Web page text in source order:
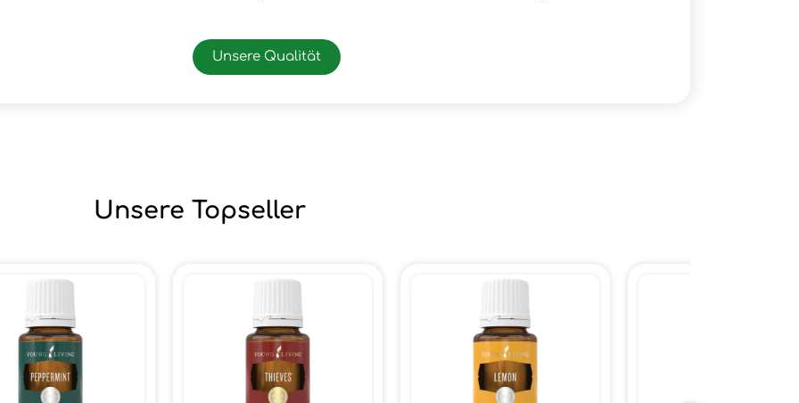
Unsere Qualität
Unsere Topseller